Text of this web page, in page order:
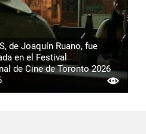
de Joaquín Ruano, fue
en el Festival
de Cine de Toronto 2026